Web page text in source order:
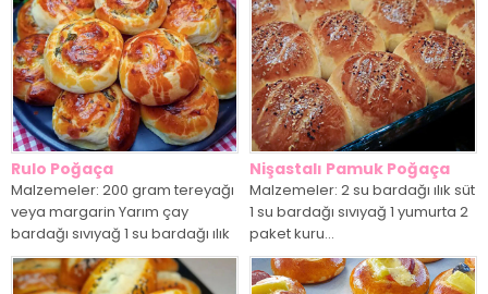
Rulo Poğaça
Malzemeler: 200 gram tereyağı
veya margarin Yarım çay
bardağı sıvıyağ 1 su bardağı ılık
süt...
Nişastalı Pamuk Poğaça
Malzemeler: 2 su bardağı ılık süt
1 su bardağı sıvıyağ 1 yumurta 2
paket kuru...